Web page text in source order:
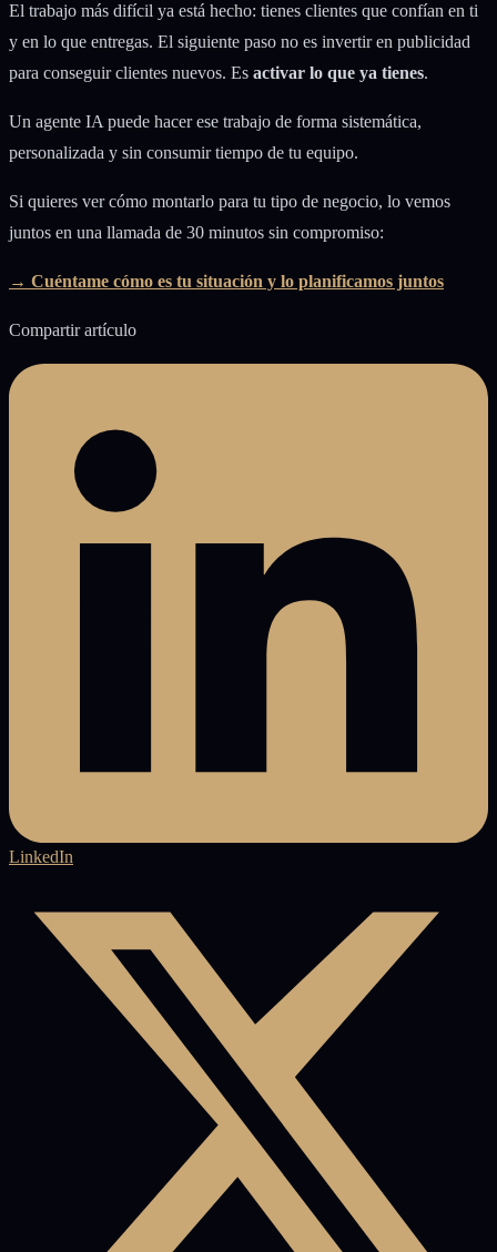
El trabajo más difícil ya está hecho: tienes clientes que confían en ti
y en lo que entregas. El siguiente paso no es invertir en publicidad
para conseguir clientes nuevos. Es activar lo que ya tienes.
Un agente IA puede hacer ese trabajo de forma sistemática,
personalizada y sin consumir tiempo de tu equipo.
Si quieres ver cómo montarlo para tu tipo de negocio, lo vemos
juntos en una llamada de 30 minutos sin compromiso:
→ Cuéntame cómo es tu situación y lo planificamos juntos
Compartir artículo
LinkedIn